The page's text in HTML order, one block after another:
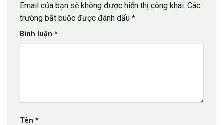
Email của bạn sẽ không được hiển thị công khai. Các
trường bắt buộc được đánh dấu *
Bình luận *
Tên *